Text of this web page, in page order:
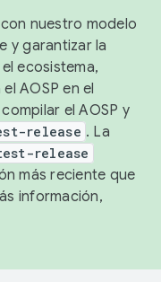
nuestro modelo
y garantizar la
ecosistema,
AOSP en el
el AOSP y
release . La
release
más reciente que
información,